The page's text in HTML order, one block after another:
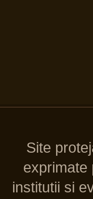
Site
exprimate
institutii si